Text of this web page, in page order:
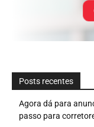
Posts recentes
Agora dá para
passo para